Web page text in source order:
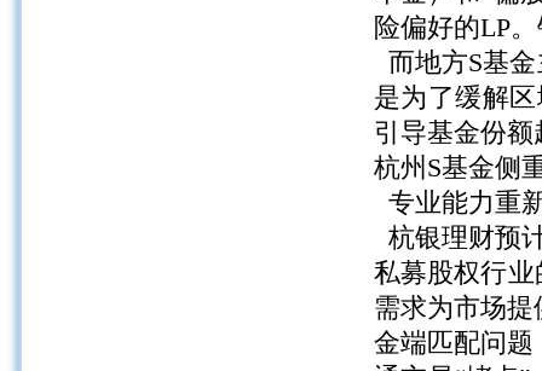
险偏好的LP
而地方S基
是为了缓解
引导基金份
杭州S基金侧
专业能力重
杭银理财预
私募股权行业
需求为市场
金端匹配问